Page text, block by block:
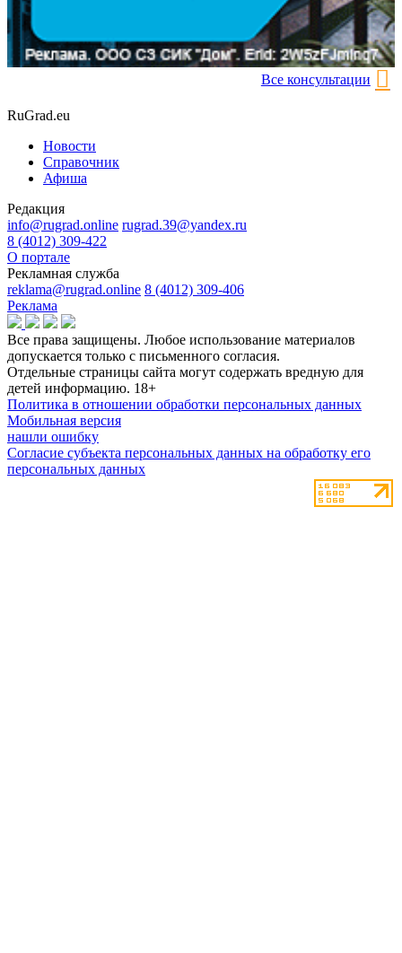
Все консультации
RuGrad.eu
Новости
Справочник
Афиша
Редакция
info@rugrad.online rugrad.39@yandex.ru
8 (4012) 309-422
О портале
Рекламная служба
reklama@rugrad.online 8 (4012) 309-406
Реклама
Все права защищены. Любое использование материалов
допускается только с письменного согласия.
Отдельные страницы сайта могут содержать вредную для
детей информацию. 18+
Политика в отношении обработки персональных данных
Мобильная версия
нашли ошибку
Согласие субъекта персональных данных на обработку его
персональных данных